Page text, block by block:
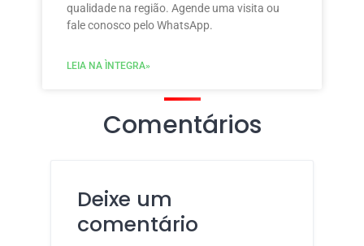
qualidade na região. Agende uma visita ou
fale conosco pelo WhatsApp.
LEIA NA ÌNTEGRA»
Comentários
Deixe um
comentário